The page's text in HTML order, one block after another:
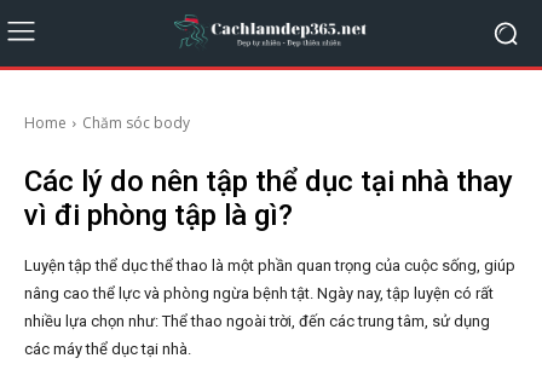
Home Chăm sóc body
Các lý do nên tập thể dục tại nhà thay
vì đi phòng tập là gì?
Luyện tập thể dục thể thao là một phần quan trọng của cuộc sống, giúp
nâng cao thể lực và phòng ngừa bệnh tật. Ngày nay, tập luyện có rất
nhiều lựa chọn như: Thể thao ngoài trời, đến các trung tâm, sử dụng
các máy thể dục tại nhà.